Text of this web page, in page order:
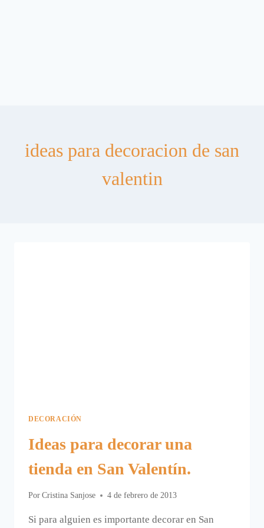
ideas para decoracion de san
valentin
DECORACIÓN
Ideas para decorar una
tienda en San Valentín.
Por Cristina Sanjose 4 de febrero de 2013
Si para alguien es importante decorar en San